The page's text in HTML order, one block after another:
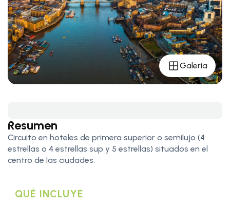
Galería
Resumen
Circuito en hoteles de primera superior o semilujo (4
estrellas o 4 estrellas sup y 5 estrellas) situados en el
centro de las ciudades.
QUÉ INCLUYE